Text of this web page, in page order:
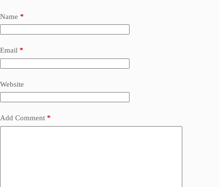
Name *
Email *
Website
Add Comment *